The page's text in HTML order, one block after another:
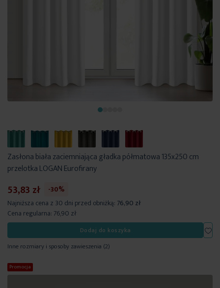
Zasłona biała zaciemniająca gładka półmatowa 135x250 cm
przelotka LOGAN Eurofirany
53,83 zł
-30%
Najniższa cena z 30 dni przed obniżką: 76,90 zł
Cena regularna: 76,90 zł
Dodaj do koszyka
Inne rozmiary i sposoby zawieszenia (2)
Promocja